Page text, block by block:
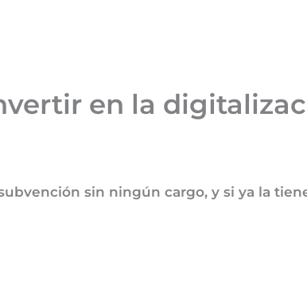
en la
sin ningún cargo, y si ya la